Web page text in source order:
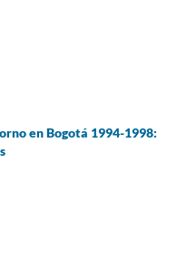
en Bogotá 1994-1998: